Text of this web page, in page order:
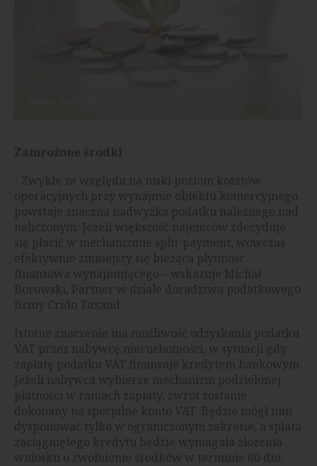
Zamrożone środki
- Zwykle ze względu na niski poziom kosztów
operacyjnych przy wynajmie obiektu komercyjnego
powstaje znaczna nadwyżka podatku należnego nad
naliczonym. Jeżeli większość najemców zdecyduje
się płacić w mechanizmie split-payment, wówczas
efektywnie zmniejszy się bieżąca płynność
finansowa wynajmującego – wskazuje Michał
Borowski, Partner w dziale doradztwa podatkowego
firmy Crido Taxand.
Istotne znaczenie ma możliwość odzyskania podatku
VAT przez nabywcę nieruchomości, w sytuacji gdy
zapłatę podatku VAT finansuje kredytem bankowym.
Jeżeli nabywca wybierze mechanizm podzielonej
płatności w ramach zapłaty, zwrot zostanie
dokonany na specjalne konto VAT. Będzie mógł nim
dysponować tylko w ograniczonym zakresie, a spłata
zaciągniętego kredytu będzie wymagała złożenia
wniosku o zwolnienie środków w terminie 60 dni.